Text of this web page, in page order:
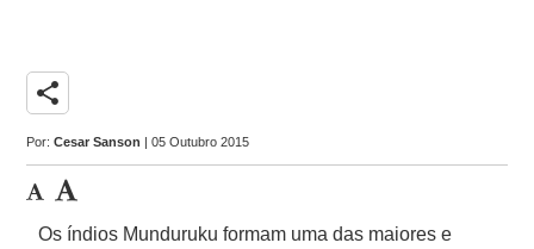
share
Por:Cesar Sanson | 05 Outubro 2015
Os índios Munduruku formam uma das maiores e